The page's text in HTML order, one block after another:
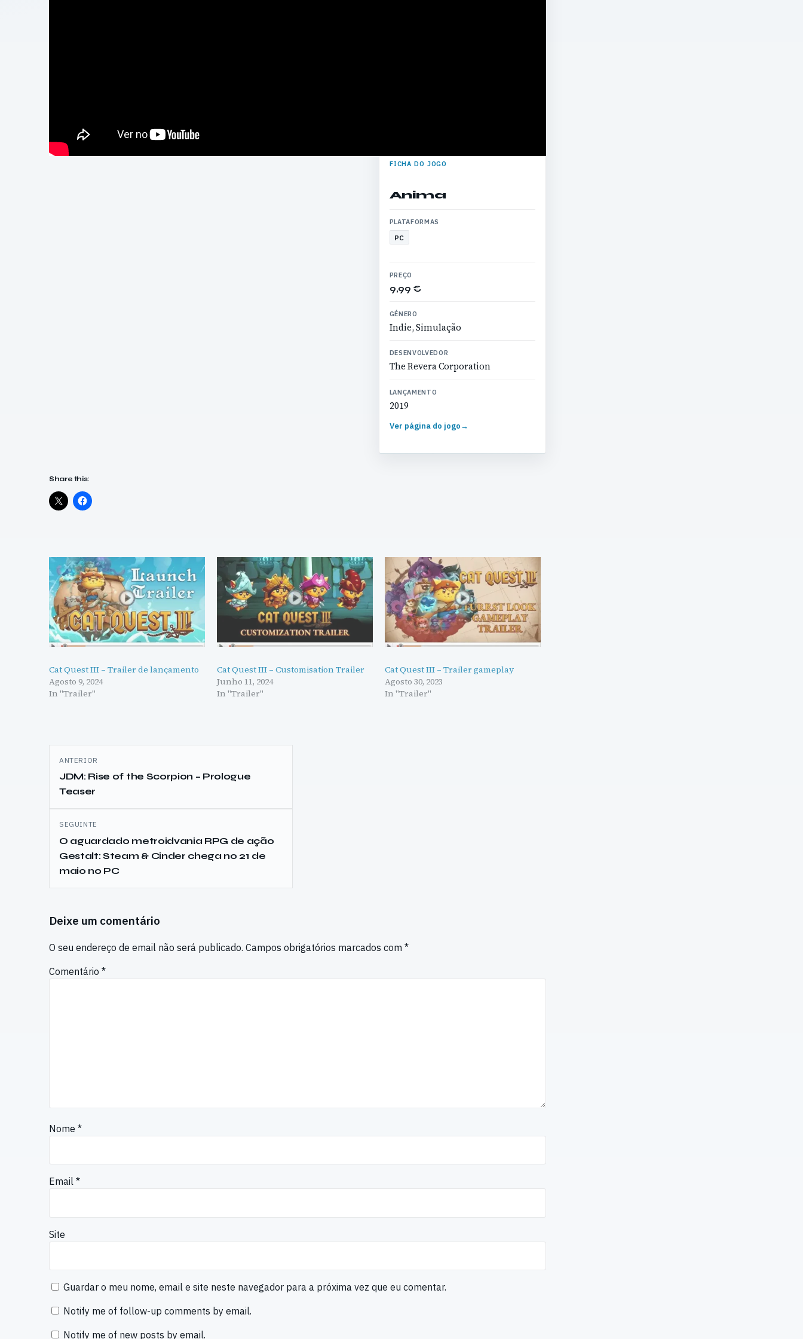
FICHA DO JOGO
Anima
PLATAFORMAS
PC
PREÇO
9,99 €
GÉNERO
Indie, Simulação
DESENVOLVEDOR
The Revera Corporation
LANÇAMENTO
2019
Ver página do jogo→
Share this:
Cat Quest III – Trailer de lançamento
Agosto 9, 2024
In "Trailer"
Cat Quest III – Customisation Trailer
Junho 11, 2024
In "Trailer"
Cat Quest III – Trailer gameplay
Agosto 30, 2023
In "Trailer"
Navegação
de
artigos
ANTERIOR
JDM: Rise of the Scorpion – Prologue
Teaser
SEGUINTE
O aguardado metroidvania RPG de ação
Gestalt: Steam & Cinder chega no 21 de
maio no PC
Deixe um comentário
O seu endereço de email não será publicado. Campos obrigatórios marcados com *
Comentário *
Nome *
Email *
Site
Guardar o meu nome, email e site neste navegador para a próxima vez que eu comentar.
Notify me of follow-up comments by email.
Notify me of new posts by email.